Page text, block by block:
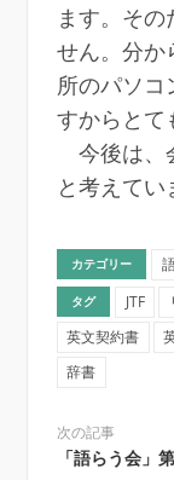
ます。そ
せん。分か
所のパソコ
すからとて
今後は、
と考えてい
カテゴリー
タグ JTF
英文契約書
辞書
次の記事
「語らう会」